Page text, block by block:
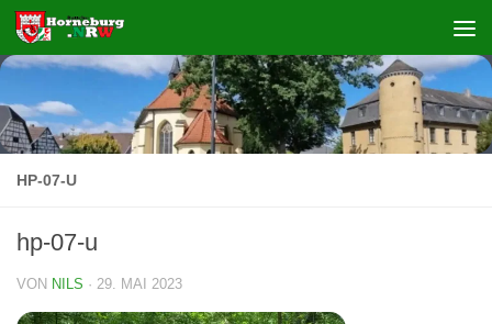
Zum Inhalt springen
HP-07-U
hp-07-u
VON NILS · 29. MAI 2023